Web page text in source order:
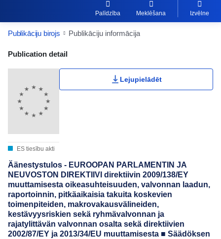
Palīdzība Meklēšana Izvēlne
Publikāciju birojs Publikāciju informācija
Publication Detail Actions Portlet
Publication detail
ES tiesību akti
Lejupielādēt
Äänestystulos - EUROOPAN PARLAMENTIN JA
NEUVOSTON DIREKTIIVI direktiivin 2009/138/EY
muuttamisesta oikeasuhteisuuden, valvonnan laadun,
raportoinnin, pitkäaikaisia takuita koskevien
toimenpiteiden, makrovakausvälineiden,
kestävyysriskien sekä ryhmävalvonnan ja
rajatylittävän valvonnan osalta sekä direktiivien
2002/87/EY ja 2013/34/EU muuttamisesta ■ Säädöksen